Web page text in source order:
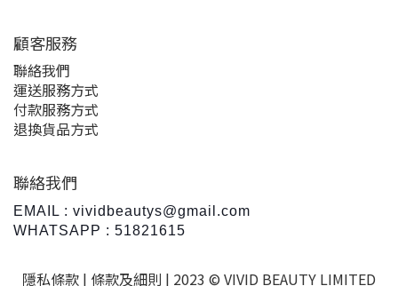
顧客服務
聯絡我們
運送服務方式
付款服務方式
退換貨品方式
聯絡我們
EMAIL : vividbeautys@gmail.com
WHATSAPP : 51821615
隱私條款 | 條款及細則 | 2023 © VIVID BEAUTY LIMITED